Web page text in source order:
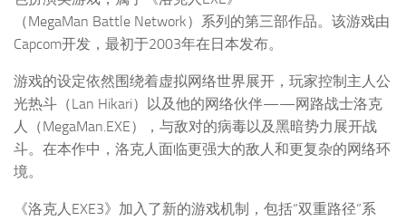
（MegaMan Battle Network）系列的第三部作品。该游戏由
Capcom开发，最初于2003年在日本发布。
游戏的设定依然围绕着虚拟网络世界展开，玩家控制主人公
光热斗（Lan Hikari）以及他的网络伙伴——网路战士洛克
人（MegaMan.EXE），与敌对的病毒以及黑暗势力展开战
斗。在本作中，洛克人面临更强大的敌人和更复杂的网络环
境。
《洛克人EXE3》加入了新的游戏机制，包括“双重路径”系